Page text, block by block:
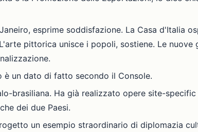
esprime soddisfazione. La Casa d'Italia
pittorica unisce i popoli, sostiene. Le
è un dato di fatto secondo il Console.
brasiliana. Ha già realizzato opere site-specific
dei due Paesi.
un esempio straordinario di diplomazia